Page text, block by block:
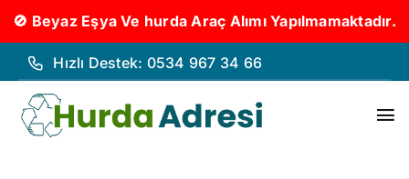
🚫 Beyaz Eşya Ve hurda Araç Alımı Yapılmamaktadır.
İçeriğe
geç
Hızlı Destek: 0534 967 34 66